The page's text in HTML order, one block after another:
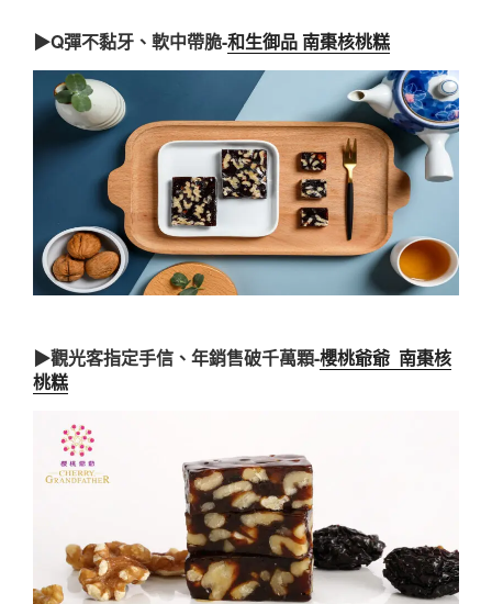
▶Q彈不黏牙、軟中帶脆-和生御品 南棗核桃糕
▶觀光客指定手信、年銷售破千萬顆-櫻桃爺爺 南棗核
桃糕